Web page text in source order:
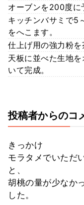
オーブンを200度に
キッチンバサミで5
をへこます。
仕上げ用の強力粉を
天板に並べた生地
いて完成。
投稿者からのコ
きっかけ
モラタメでいただ
と、
胡桃の量が少なか
した。